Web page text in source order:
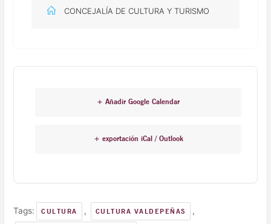
CONCEJALÍA DE CULTURA Y TURISMO
+ Añadir Google Calendar
+ exportación iCal / Outlook
Tags: CULTURA , CULTURA VALDEPEÑAS ,